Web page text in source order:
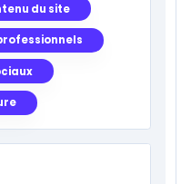
du site